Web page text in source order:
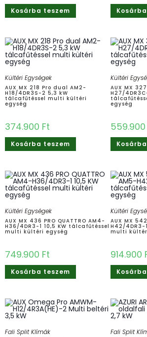
Kosárba teszem
Kültéri Egységek
AUX MX 218 Pro dual AM2-
H18/4DR3S-2 5,3 kW
tálcafűtéssel multi kültéri
egység
374.900 Ft
Kosárba teszem
Kültéri
AUX MX
H27/
egység
559.900
Kültéri Egységek
AUX MX 436 PRO QUATTRO AM4-
H36/4DR3-1 10,5 KW tálcafűtéssel
multi kültéri egység
749.900 Ft
Kosárba teszem
Kültéri
AUX MX
H42/4DR3-
multi
914.900
Fali Split Klímák Fali Split